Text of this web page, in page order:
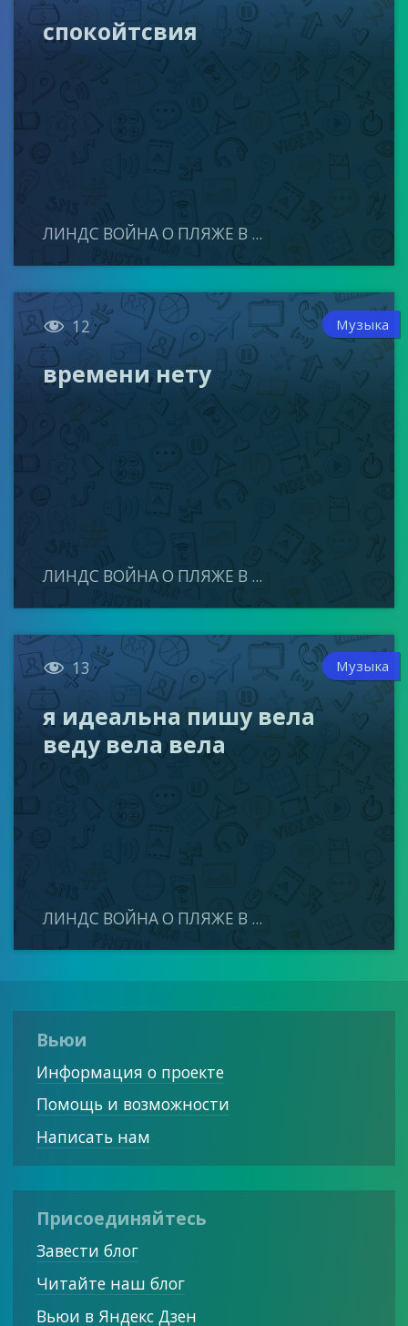
спокойтсвия
ЛИНДС ВОЙНА О ПЛЯЖЕ В ...
 12 Музыка
времени нету
ЛИНДС ВОЙНА О ПЛЯЖЕ В ...
 13 Музыка
я идеальна пишу вела
веду вела вела
ЛИНДС ВОЙНА О ПЛЯЖЕ В ...
Вьюи
Информация о проекте
Помощь и возможности
Написать нам
Присоединяйтесь
Завести блог
Читайте наш блог
Вьюи в Яндекс Дзен